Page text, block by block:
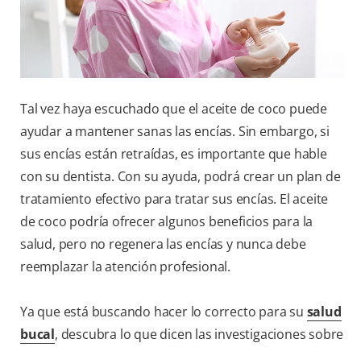
SUSCRÍBASE
Tal vez haya escuchado que el aceite de coco puede
ayudar a mantener sanas las encías. Sin embargo, si
sus encías están retraídas, es importante que hable
con su dentista. Con su ayuda, podrá crear un plan de
tratamiento efectivo para tratar sus encías. El aceite
de coco podría ofrecer algunos beneficios para la
salud, pero no regenera las encías y nunca debe
reemplazar la atención profesional.
Ya que está buscando hacer lo correcto para su salud
bucal, descubra lo que dicen las investigaciones sobre